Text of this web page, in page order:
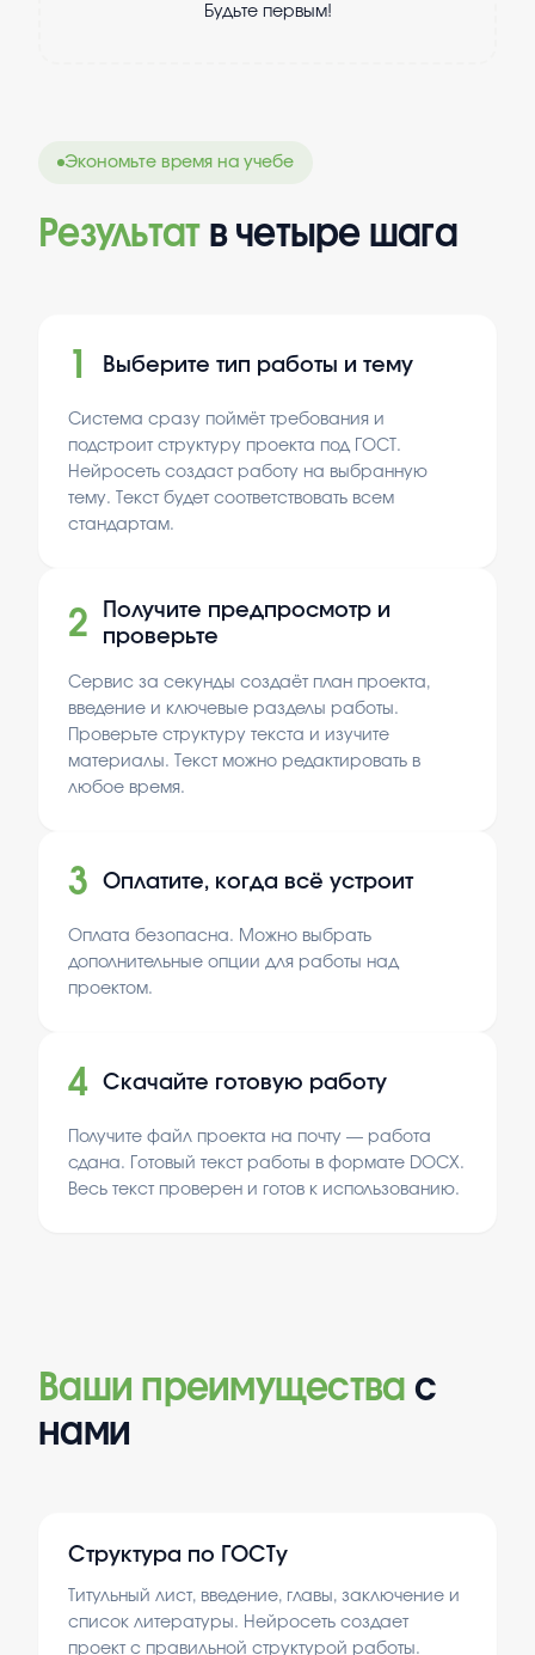
Будьте первым!
Экономьте время на учебе
Результат в четыре шага
1 Выберите тип работы и тему
Система сразу поймёт требования и
подстроит структуру проекта под ГОСТ.
Нейросеть создаст работу на выбранную
тему. Текст будет соответствовать всем
стандартам.
2
Получите предпросмотр и
проверьте
Сервис за секунды создаёт план проекта,
введение и ключевые разделы работы.
Проверьте структуру текста и изучите
материалы. Текст можно редактировать в
любое время.
3 Оплатите, когда всё устроит
Оплата безопасна. Можно выбрать
дополнительные опции для работы над
проектом.
4 Скачайте готовую работу
Получите файл проекта на почту — работа
сдана. Готовый текст работы в формате DOCX.
Весь текст проверен и готов к использованию.
Ваши преимущества с
нами
Структура по ГОСТу
Титульный лист, введение, главы, заключение и
список литературы. Нейросеть создает
проект с правильной структурой работы.